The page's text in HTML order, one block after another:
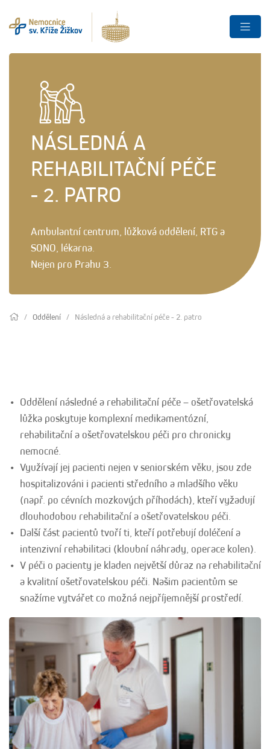
NÁSLEDNÁ A
REHABILITAČNÍ PÉČE
- 2. PATRO
Ambulantní centrum, lůžková oddělení, RTG a
SONO, lékarna.
Nejen pro Prahu 3.
Oddělení Následná a rehabilitační péče - 2. patro
Oddělení následné a rehabilitační péče – ošetřovatelská
lůžka poskytuje komplexní medikamentózní,
rehabilitační a ošetřovatelskou péči pro chronicky
nemocné.
Využívají jej pacienti nejen v seniorském věku, jsou zde
hospitalizováni i pacienti středního a mladšího věku
(např. po cévních mozkových příhodách), kteří vyžadují
dlouhodobou rehabilitační a ošetřovatelskou péči.
Další část pacientů tvoří ti, kteří potřebují doléčení a
intenzivní rehabilitaci (kloubní náhrady, operace kolen).
V péči o pacienty je kladen největší důraz na rehabilitační
a kvalitní ošetřovatelskou péči. Našim pacientům se
snažíme vytvářet co možná nejpříjemnější prostředí.